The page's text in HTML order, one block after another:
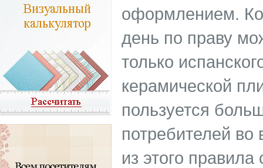
оформлением.
день по праву
только
керамической
пользуется
потребителей
из этого